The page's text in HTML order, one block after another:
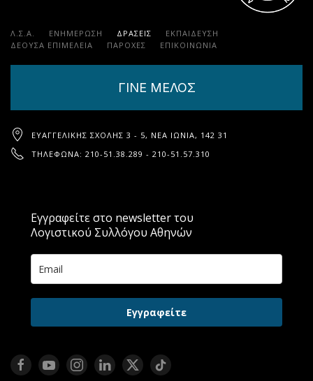
Λ.Σ.Α. ΕΝΗΜΕΡΩΣΗ ΔΡΑΣΕΙΣ
ΕΚΠΑΊΔΕΥΣΗ
ΔΕΟΥΣΑ ΕΠΙΜΕΛΕΙΑ
ΠΑΡΟΧΈΣ ΕΠΙΚΟΙΝΩΝΊΑ
ΓΙΝΕ ΜΕΛΟΣ
ΕΥΑΓΓΕΛΙΚΉΣ ΣΧΟΛΉΣ 3 - 5, ΝΈΑ ΙΩΝΊΑ, 142 31
ΤΗΛΈΦΩΝΑ: 210-51.38.289 - 210-51.57.310
Εγγραφείτε στο newsletter του
Λογιστικού Συλλόγου Αθηνών
Εγγραφείτε